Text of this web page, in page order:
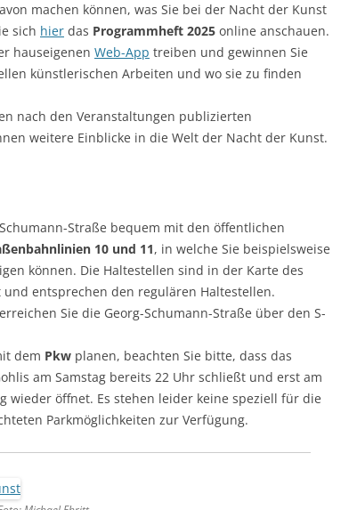
machen können, was Sie bei der Nacht der Kunst
sich hier das Programmheft 2025 online anschauen.
hauseigenen Web-App treiben und gewinnen Sie
künstlerischen Arbeiten und wo sie zu finden
nach den Veranstaltungen publizierten
weitere Einblicke in die Welt der Nacht der Kunst.
Straße bequem mit den öffentlichen
10 und 11, in welche Sie beispielsweise
können. Die Haltestellen sind in der Karte des
entsprechen den regulären Haltestellen.
erreichen Sie die Georg-Schumann-Straße über den S-
dem Pkw planen, beachten Sie bitte, dass das
am Samstag bereits 22 Uhr schließt und erst am
wieder öffnet. Es stehen leider keine speziell für die
Parkmöglichkeiten zur Verfügung.